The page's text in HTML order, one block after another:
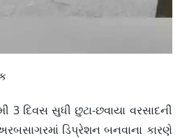
3 દિવસ સુધી છુટા-છવાયા વરસાદની
ડિપ્રેશન બનવાના કારણે